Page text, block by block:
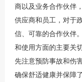
商以及业务合作伙伴
供应商和员工，对于
信、可靠的合作伙伴
和使用方面的主要关
先注意预防事故和伤
确保舒适健康并保障